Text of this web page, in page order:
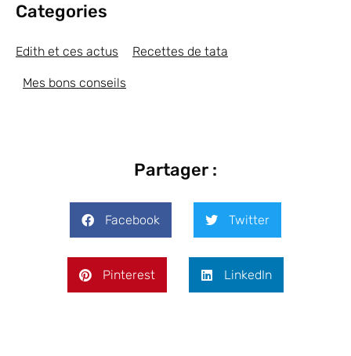
Categories
Edith et ces actus Recettes de tata
Mes bons conseils
Partager :
Facebook Twitter
Pinterest LinkedIn